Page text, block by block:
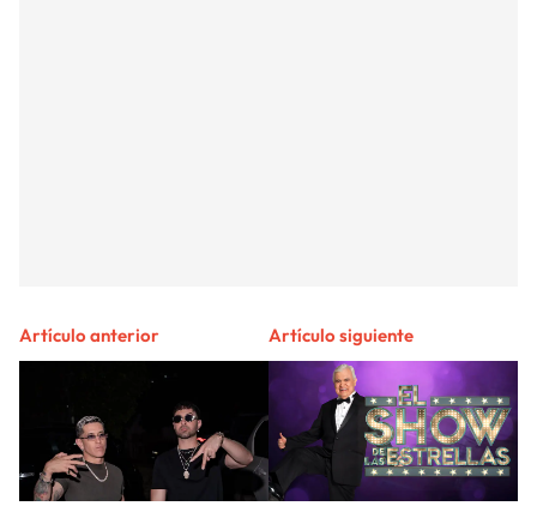
Artículo anterior Artículo siguiente